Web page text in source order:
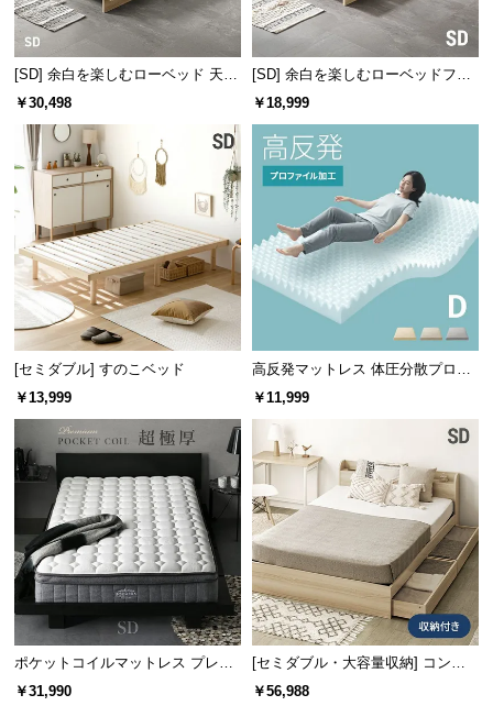
サ
ー
ビ
ス
に
つ
い
て
搬
入
経
路
つ
い
て
返
品・
キ
ャ
ン
セ
ル
に
つ
い
軽量でありながら丈夫
で、日々の使い勝手に
優れています。
空気中の水分を吸収・
放出し、快適な睡眠環
境を作ります。
3
カビや菌が繁殖しにく
く、衛生的な環境を作
り出します。
4 防虫効果
虫が嫌うタンニンを多
く含むことで防虫効果
を発揮します。
自然の力でやさしく調湿
優れた調湿効果を持つ桐は、湿度に応じて空気中の
水分を吸収・放出し、快適な睡眠環境を作ります。
高湿度 低湿度
[SD] 余白を楽しむローベッド 天然
木調 ステージベッド マットレス付
￥30,498
[SD] 余白を楽しむローベッドフレ
ーム 天然木調 ステージベッド ロ
￥18,999
[セミダブル] すのこベッド
￥13,999
高反発マットレス 体圧分散プロフ
ァイル加工 厚さ10cm D
￥11,999
ポケットコイルマットレス プレミ
アム 超極厚 厚さ25cm SD
￥31,990
[セミダブル・大容量収納] コンセ
ント機能付きベッド 超極厚マット
￥56,988